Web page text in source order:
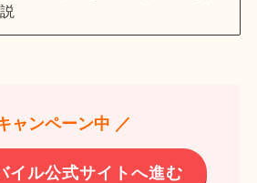
説
ャンペーン中 ／
イル公式サイトへ進む